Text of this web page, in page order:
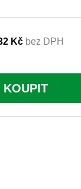
Kč bez DPH
KOUPIT